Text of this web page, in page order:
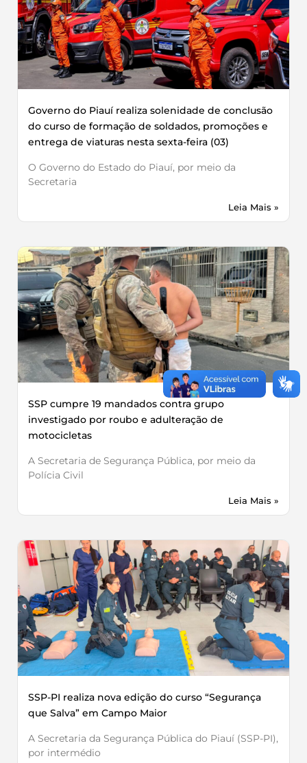
Governo do Piauí realiza solenidade de conclusão
do curso de formação de soldados, promoções e
entrega de viaturas nesta sexta-feira (03)
O Governo do Estado do Piauí, por meio da
Secretaria
Leia Mais »
SSP cumpre 19 mandados contra grupo
investigado por roubo e adulteração de
motocicletas
A Secretaria de Segurança Pública, por meio da
Polícia Civil
Leia Mais »
SSP-PI realiza nova edição do curso “Segurança
que Salva” em Campo Maior
A Secretaria da Segurança Pública do Piauí (SSP-PI),
por intermédio